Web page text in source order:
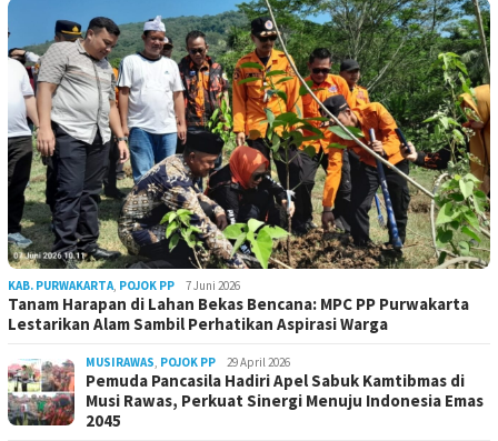
KAB. PURWAKARTA, POJOK PP 7 Juni 2026
Tanam Harapan di Lahan Bekas Bencana: MPC PP Purwakarta
Lestarikan Alam Sambil Perhatikan Aspirasi Warga
MUSIRAWAS, POJOK PP 29 April 2026
Pemuda Pancasila Hadiri Apel Sabuk Kamtibmas di
Musi Rawas, Perkuat Sinergi Menuju Indonesia Emas
2045